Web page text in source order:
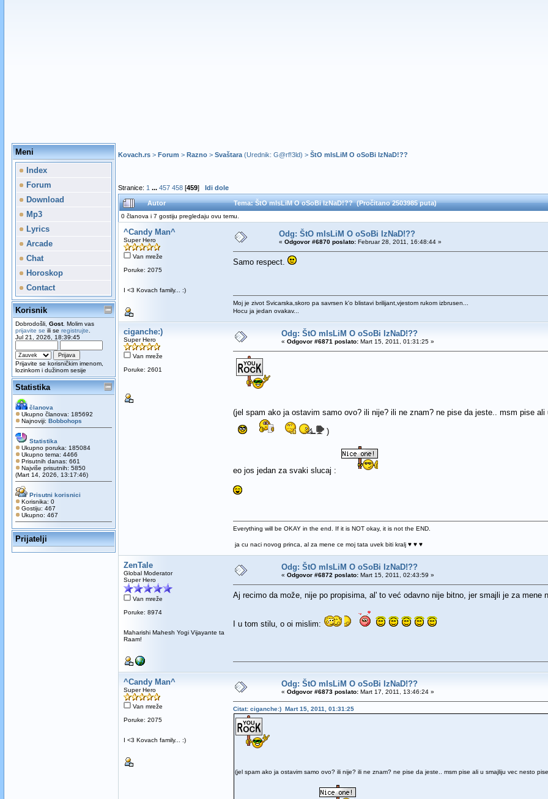
Meni
Index
Forum
Download
Mp3
Lyrics
Arcade
Chat
Horoskop
Contact
Korisnik
Dobrodošli, Gost. Molim vas
prijavite se ili se registrujte
Jul 21, 2026, 18:39:45
Prijavite se korisničkim imenom,
lozinkom i dužinom sesije
Statistika
članova
Ukupno članova: 185692
Najnoviji: Bobbohops
Statistika
Ukupno poruka: 185084
Ukupno tema: 4466
Prisutnih danas: 661
Najviše prisutnih: 5850
(Mart 14, 2026, 13:17:46)
Prisutni korisnici
Korisnika: 0
Gostiju: 467
Ukupno: 467
Prijatelji
Kovach.rs> Forum > Razno> Svaštara(Urednik: G@rf!3ld) > ŠtO mIsLiM O oSoBi IzNaD!??
Stranice: 1 ... 457 458[459] Idi dole
Autor Tema: ŠtO mIsLiM O oSoBi IzNaD!?? (Pročitano 2503985 puta)
0 članova i 7 gostiju pregledaju ovu temu.
^Candy Man^
Super Hero
Van mreže
Poruke: 2075
I <3 Kovach family... :)
Odg: ŠtO mIsLiM O oSoBi IzNaD!??
« Odgovor #6870 poslato:Februar 28, 2011, 16:48:44 »
Samo respect.
Moj je zivot Svicarska,skoro pa savrsen k'o blistavi brilijant,vjestom rukom izbrusen...
Hocu ja jedan ovakav...
ciganche:)
Super Hero
Van mreže
Poruke: 2601
Odg: ŠtO mIsLiM O oSoBi IzNaD!??
« Odgovor #6871 poslato:Mart 15, 2011, 01:31:25 »
(jel spam ako ja ostavim samo ovo? ili nije? ili ne znam? ne pise da jeste.. msm pise
)
eo jos jedan za svaki slucaj :
Everything will be OKAY in the end. If it is NOT okay, it is not the END.
ja cu naci novog princa, al za mene ce moj tata uvek biti kralj ♥ ♥ ♥
ZenTale
Global Moderator
Super Hero
Van mreže
Poruke: 8974
Maharishi Mahesh Yogi Vijayante ta
Raam!
Odg: ŠtO mIsLiM O oSoBi IzNaD!??
« Odgovor #6872 poslato:Mart 15, 2011, 02:43:59 »
Aj recimo da može, nije po propisima, al' to već odavno nije bitno, jer smajli je za mene
I u tom stilu, o oi mislim:
^Candy Man^
Super Hero
Van mreže
Poruke: 2075
I <3 Kovach family... :)
Odg: ŠtO mIsLiM O oSoBi IzNaD!??
« Odgovor #6873 poslato:Mart 17, 2011, 13:46:24 »
Citat: ciganche:) Mart 15, 2011, 01:31:25
(jel spam ako ja ostavim samo ovo? ili nije? ili ne znam? ne pise da jeste.. msm pise ali u smajliju vec nesto